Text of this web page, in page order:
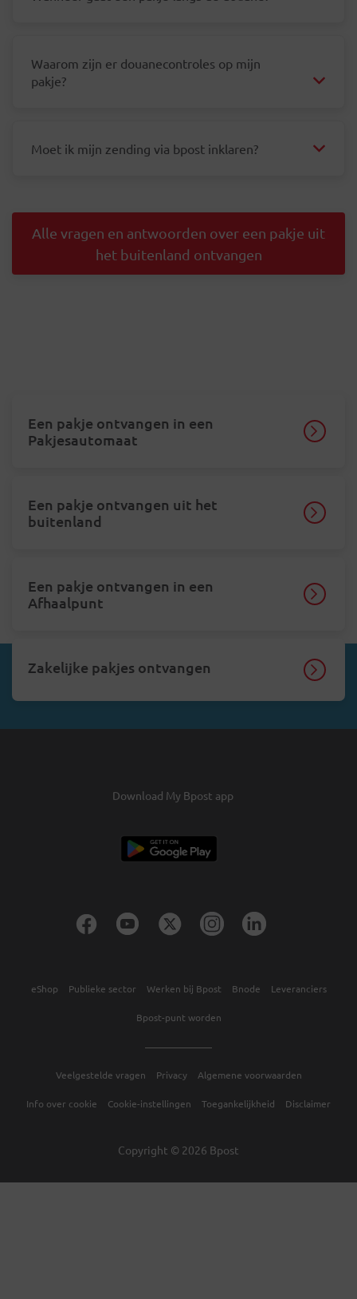
Waarom zijn er douanecontroles op mijn
pakje?
Moet ik mijn zending via bpost inklaren?
Alle vragen en antwoorden over een pakje uit
het buitenland ontvangen
Een pakje ontvangen in een
Pakjesautomaat
Een pakje ontvangen uit het
buitenland
Een pakje ontvangen in een
Afhaalpunt
Zakelijke pakjes ontvangen
Download My Bpost app
Veelgestelde vragen Privacy Algemene voorwaarden
Info over cookie Cookie-instellingen Toegankelijkheid Disclaimer
eShop Publieke sector Werken bij Bpost Bnode Leveranciers
Bpost-punt worden
Copyright © 2026 Bpost